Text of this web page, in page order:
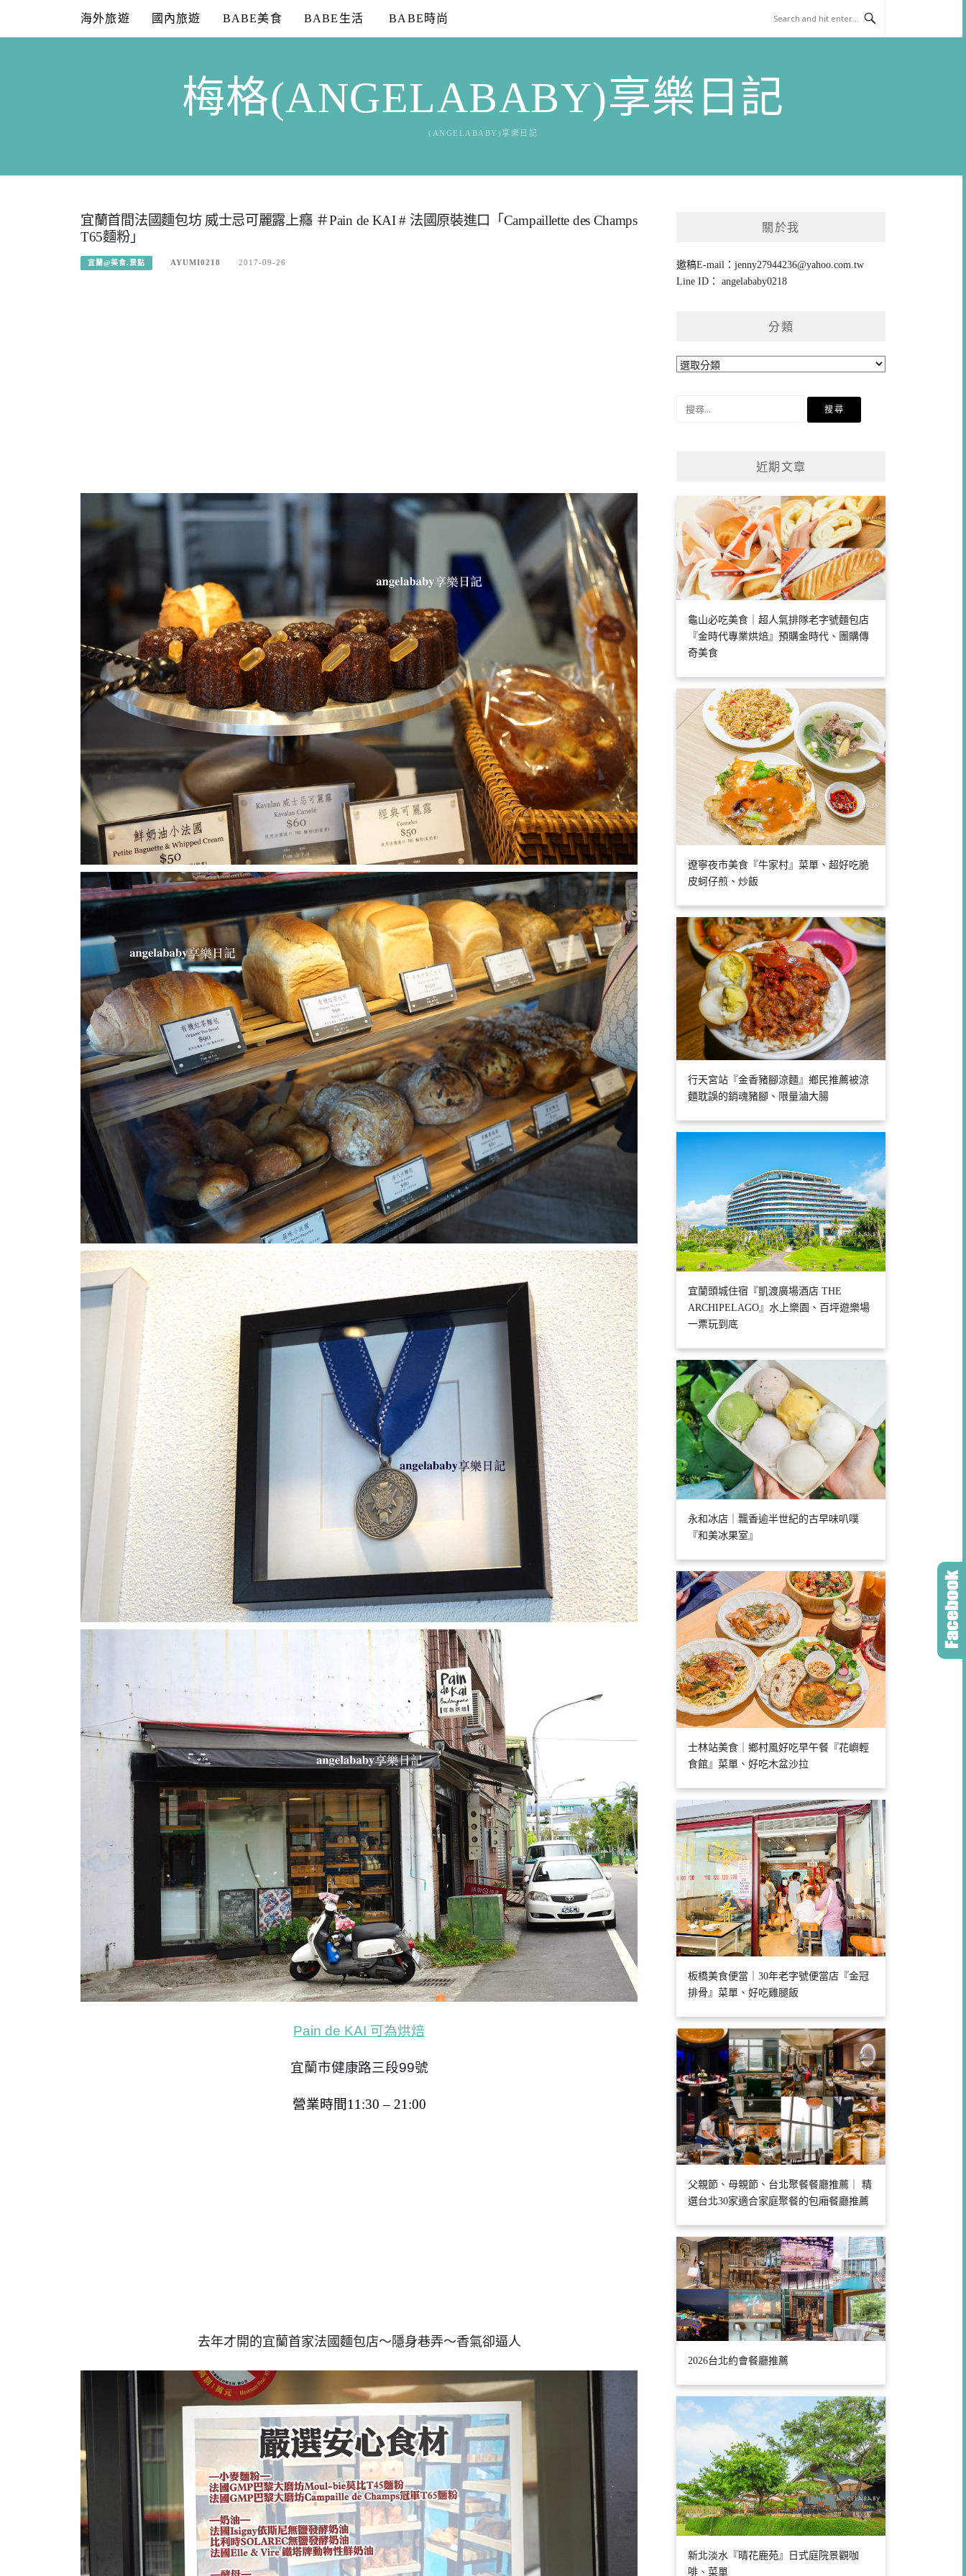
content
海外旅遊 國內旅遊 BABE美食 BABE生活 BABE時尚
梅格(ANGELABABY)享樂日記
(ANGELABABY)享樂日記
宜蘭首間法國麵包坊 威士忌可麗露上癮 ＃Pain de KAI # 法國原裝進口「Campaillette des Champs
T65麵粉」
宜蘭@美食.景點 AYUMI0218 2017-09-26
Pain de KAI 可為烘焙
宜蘭市健康路三段99號
營業時間11:30 – 21:00
去年才開的宜蘭首家法國麵包店～隱身巷弄～香氣卻逼人
關於我
邀稿E-mail：jenny27944236@yahoo.com.tw
Line ID： angelababy0218
分類
分
近期文章
龜山必吃美食｜超人氣排隊老字號麵包店
『金時代專業烘焙』預購金時代、團購傳
奇美食
遼寧夜市美食『牛家村』菜單、超好吃脆
皮蚵仔煎、炒飯
行天宮站『金香豬腳涼麵』鄉民推薦被涼
麵耽誤的銷魂豬腳、限量滷大腸
宜蘭頭城住宿『凱渡廣場酒店 THE
ARCHIPELAGO』水上樂園、百坪遊樂場
一票玩到底
永和冰店｜飄香逾半世紀的古早味叭噗
『和美冰果室』
士林站美食｜鄉村風好吃早午餐『花嶼輕
食館』菜單、好吃木盆沙拉
板橋美食便當｜30年老字號便當店『金冠
排骨』菜單、好吃雞腿飯
父親節、母親節、台北聚餐餐廳推薦｜ 精
選台北30家適合家庭聚餐的包廂餐廳推薦
2026台北約會餐廳推薦
新北淡水『晴花鹿苑』日式庭院景觀咖
啡、菜單